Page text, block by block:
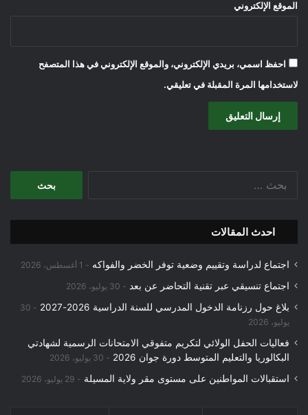
الموقع الإلكتروني
احفظ اسمي، بريدي الإلكتروني، والموقع الإلكتروني في هذا المتصفح
لاستخدامها المرة المقبلة في تعليقي.
احدث المقالات
اجتماع لدراسة وتقييم وضعية توفر الخضر والفواكه 1 أغسطس، 2026
اجتماع تنسيقي عبر تقنية التحاضر عن بعد 30 يوليو، 2026
بلاغ حول رزنامة الدخول المدرسي للسنة الدراسية 2026-2027
30
يوليو، 2026
فعاليات الحفل الولائي لتكريم متفوقي الامتحانات الرسمية لشهادتي
البكالوريا والتعليم المتوسط دورة جوان 2026
30 يوليو، 2026
استقبالات المواطنين على مستوى مقر ولاية المسيلة 29 يوليو، 2026